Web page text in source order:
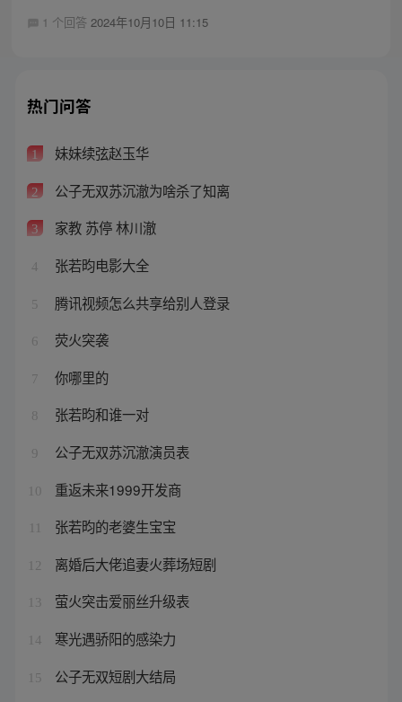
1 个回答 2024年10月10日 11:15
热门问答
1 妹妹续弦赵玉华
2 公子无双苏沉澈为啥杀了知离
3 家教 苏停 林川澈
4 张若昀电影大全
5 腾讯视频怎么共享给别人登录
6 荧火突袭
7 你哪里的
8 张若昀和谁一对
9 公子无双苏沉澈演员表
10 重返未来1999开发商
张若昀的老婆生宝宝
12 离婚后大佬追妻火葬场短剧
13 萤火突击爱丽丝升级表
14 寒光遇骄阳的感染力
15 公子无双短剧大结局